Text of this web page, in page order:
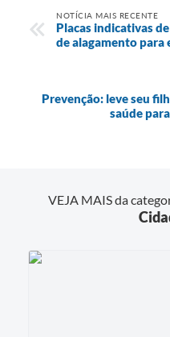
NOTÍCIA MAIS RECENTE
Placas indicativas
de alagamento para
Prevenção: leve seu
saúde
VEJA MAIS da